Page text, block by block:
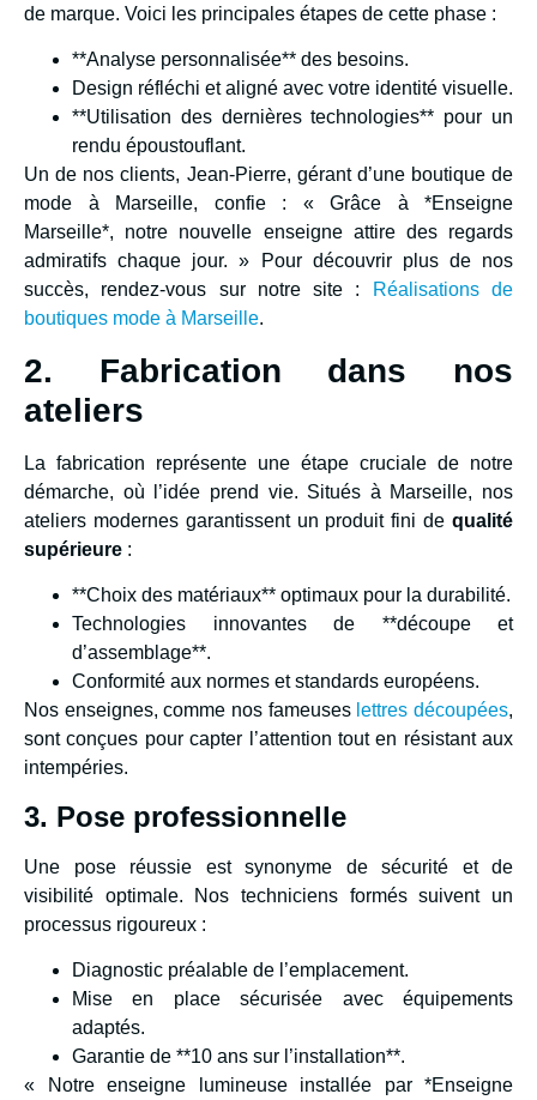
de marque. Voici les principales étapes de cette phase :
**Analyse personnalisée** des besoins.
Design réfléchi et aligné avec votre identité visuelle.
**Utilisation des dernières technologies** pour un
rendu époustouflant.
Un de nos clients, Jean-Pierre, gérant d’une boutique de
mode à Marseille, confie : « Grâce à *Enseigne
Marseille*, notre nouvelle enseigne attire des regards
admiratifs chaque jour. » Pour découvrir plus de nos
succès, rendez-vous sur notre site :
Réalisations de
boutiques mode à Marseille.
2. Fabrication dans nos
ateliers
La fabrication représente une étape cruciale de notre
démarche, où l’idée prend vie. Situés à Marseille, nos
ateliers modernes garantissent un produit fini de qualité
supérieure :
**Choix des matériaux** optimaux pour la durabilité.
Technologies innovantes de **découpe et
d’assemblage**.
Conformité aux normes et standards européens.
Nos enseignes, comme nos fameuses lettres découpées,
sont conçues pour capter l’attention tout en résistant aux
intempéries.
3. Pose professionnelle
Une pose réussie est synonyme de sécurité et de
visibilité optimale. Nos techniciens formés suivent un
processus rigoureux :
Diagnostic préalable de l’emplacement.
Mise en place sécurisée avec équipements
adaptés.
Garantie de **10 ans sur l’installation**.
« Notre enseigne lumineuse installée par *Enseigne